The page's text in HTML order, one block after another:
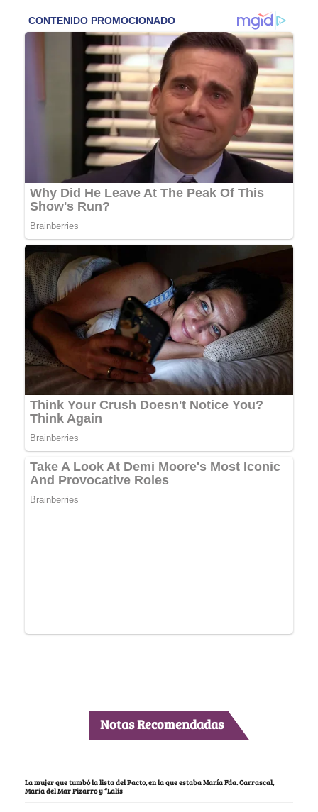
Notas Recomendadas
La mujer que tumbó la lista del Pacto, en la que estaba María Fda. Carrascal,
María del Mar Pizarro y “Lalis